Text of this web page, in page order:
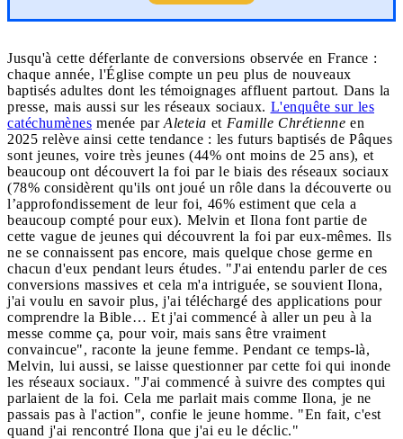
Jusqu'à cette déferlante de conversions observée en France :
chaque année, l'Église compte un peu plus de nouveaux
baptisés adultes dont les témoignages affluent partout. Dans la
presse, mais aussi sur les réseaux sociaux. L'enquête sur les
catéchumènes menée par Aleteia et Famille Chrétienne en
2025 relève ainsi cette tendance : les futurs baptisés de Pâques
sont jeunes, voire très jeunes (44% ont moins de 25 ans), et
beaucoup ont découvert la foi par le biais des réseaux sociaux
(78% considèrent qu'ils ont joué un rôle dans la découverte ou
l’approfondissement de leur foi, 46% estiment que cela a
beaucoup compté pour eux). Melvin et Ilona font partie de
cette vague de jeunes qui découvrent la foi par eux-mêmes. Ils
ne se connaissent pas encore, mais quelque chose germe en
chacun d'eux pendant leurs études. "J'ai entendu parler de ces
conversions massives et cela m'a intriguée, se souvient Ilona,
j'ai voulu en savoir plus, j'ai téléchargé des applications pour
comprendre la Bible… Et j'ai commencé à aller un peu à la
messe comme ça, pour voir, mais sans être vraiment
convaincue", raconte la jeune femme. Pendant ce temps-là,
Melvin, lui aussi, se laisse questionner par cette foi qui inonde
les réseaux sociaux. "J'ai commencé à suivre des comptes qui
parlaient de la foi. Cela me parlait mais comme Ilona, je ne
passais pas à l'action", confie le jeune homme. "En fait, c'est
quand j'ai rencontré Ilona que j'ai eu le déclic."